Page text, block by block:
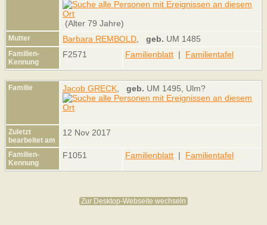
(Alter 79 Jahre)
Mutter Barbara REMBOLD geb. UM 1485
Familien-
Kennung
F2571 Familienblatt | Familientafel
Familie Jacob GRECK geb. UM 1495, Ulm?
Zuletzt
bearbeitet am
12 Nov 2017
Familien-
Kennung
F1051 Familienblatt | Familientafel
Zur Desktop-Webseite wechseln